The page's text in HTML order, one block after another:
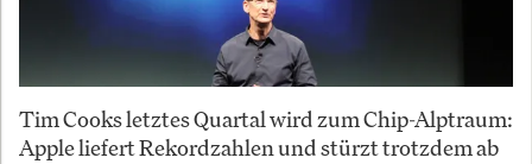
Tim Cooks letztes Quartal wird zum Chip-Alptraum:
Apple liefert Rekordzahlen und stürzt trotzdem ab